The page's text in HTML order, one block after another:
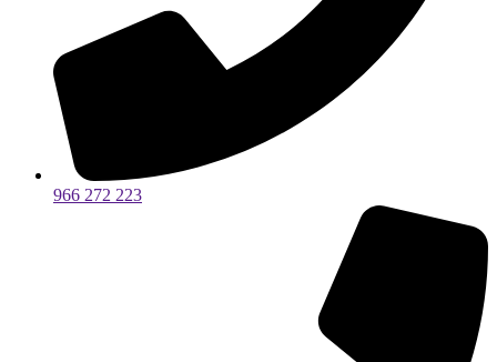
966 272 223